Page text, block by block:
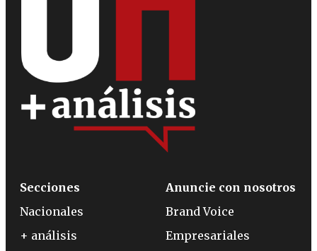
Secciones
Nacionales
+ análisis
Anuncie con nosotros
Brand Voice
Empresariales